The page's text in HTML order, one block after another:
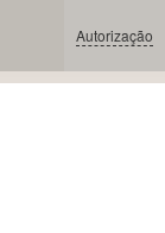
Autorização